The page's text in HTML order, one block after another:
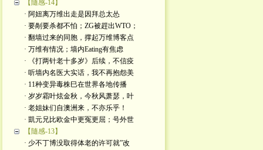
【隨感-14】
· 阿妞离万维出走是因拜总太怂
· 要剮要杀都不怕；ZG被趕出WTO；
· 翻墙过来的同胞，撑起万维博客点
· 万维有情况；墙内Eating有焦虑
· 《打两针老十多岁》后续，不信疫
· 听墙内名医大实话，我不再抱怨美
· 11种变异毒株巳在世界各地传播
· 岁岁霜叶炫金秋，今秋风萧瑟，叶
· 老姐妹们自澳洲来，不亦乐乎！
· 凱元兄比欧金中更冤更屈；号外世
【隨感-13】
· 少不丁博没取得体老的许可就”改